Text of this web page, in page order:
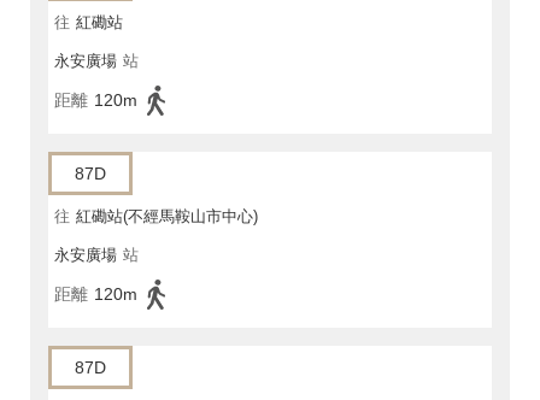
往 紅磡站
永安廣場 站
距離 120m
87D
往 紅磡站(不經馬鞍山市中心)
永安廣場 站
距離 120m
87D